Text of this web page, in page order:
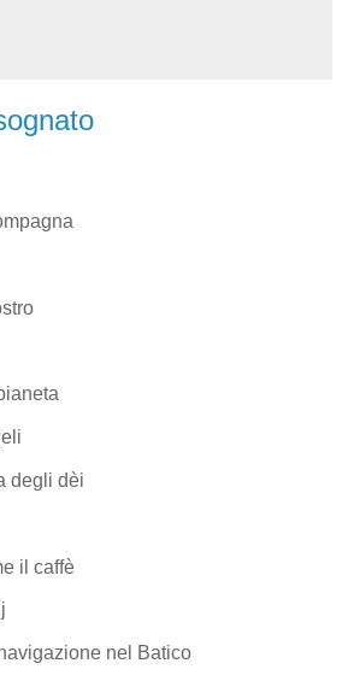
degli dèi
il caffè
nel Batico